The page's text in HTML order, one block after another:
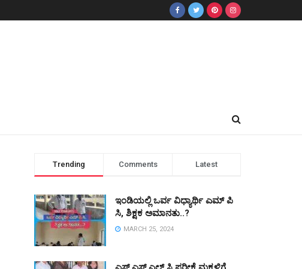
Trending Comments Latest
ಇಂಡಿಯಲ್ಲಿ ಒರ್ವ ವಿಧ್ಯಾರ್ಥಿ ಎಮ್ ಪಿ
ಸಿ, ಶಿಕ್ಷಕ ಅಮಾನತು..?
MARCH 25, 2024